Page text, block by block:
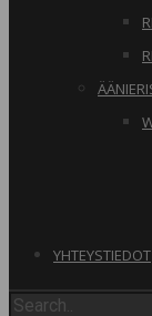
YHTEYSTIEDOT